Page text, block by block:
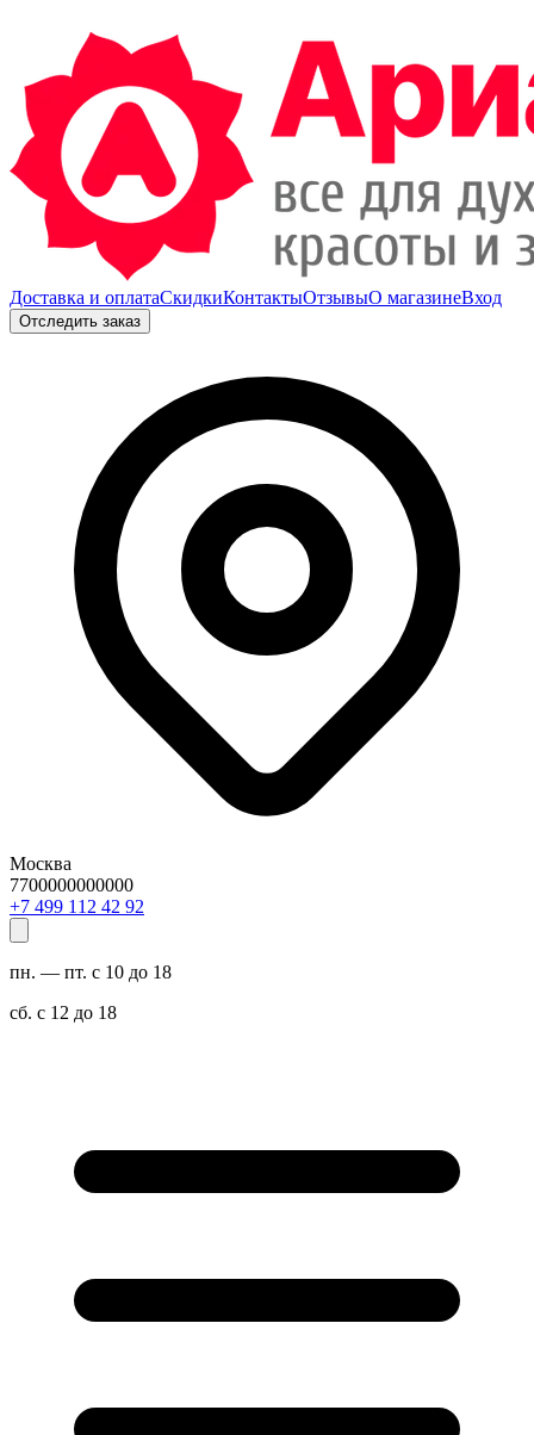
Доставка и оплатаСкидкиКонтактыОтзывыО магазинеВход
Отследить заказ
Москва
7700000000000
29 24 211 994 7+
пн. — пт. с 10 до 18
сб. с 12 до 18